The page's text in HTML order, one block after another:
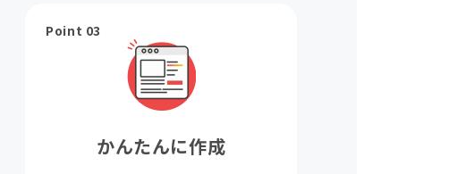
Point 03
かんたんに作成